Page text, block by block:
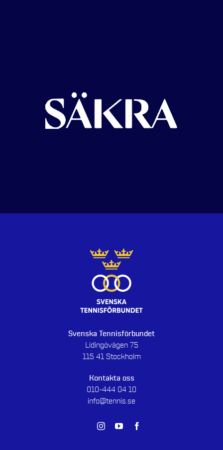
Svenska Tennisförbundet
Lidingövägen 75
115 41 Stockholm
Kontakta oss
010-444 04 10
info@tennis.se